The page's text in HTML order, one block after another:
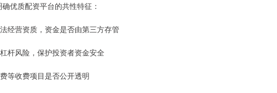
优质配资平台的共性特征：
经营资质，资金是否由第三方存管
杆风险，保护投资者资金安全
等收费项目是否公开透明